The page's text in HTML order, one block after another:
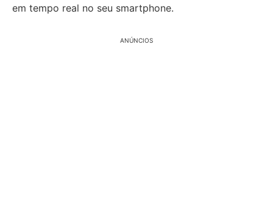
em tempo real no seu smartphone.
ANÚNCIOS